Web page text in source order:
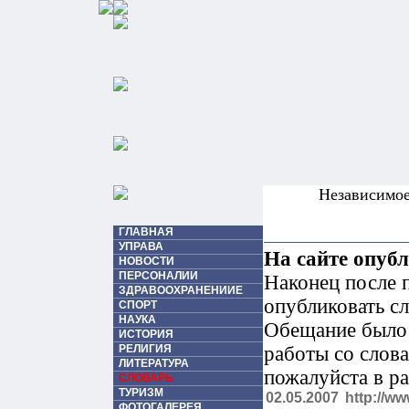
ГЛАВНАЯ
УПРАВА
НОВОСТИ
ПЕРСОНАЛИИ
ЗДРАВООХРАНЕНИИЕ
СПОРТ
НАУКА
ИСТОРИЯ
РЕЛИГИЯ
ЛИТЕРАТУРА
СЛОВАРЬ
ТУРИЗМ
На сайте
Наконец после
опубликовать
Обещание было
работы со
пожалуйста в
02.05.2007 http://